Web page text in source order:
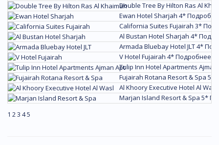
Double Tree By Hilton Ras Al
Ewan Hotel Sharjah 4*
California Suites Fujairah 3*
Al Bustan Hotel Sharjah 4*
Armada Bluebay Hotel JLT 4*
V Hotel Fujairah 4*Подробнее
Tulip Inn Hotel Apartments
Fujairah Rotana Resort & Spa 5*
Al Khoory Executive Hotel Al
Marjan Island Resort & Spa 5*
1 23 45